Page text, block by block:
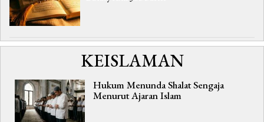
KEISLAMAN
Hukum Menunda Shalat Sengaja
Menurut Ajaran Islam